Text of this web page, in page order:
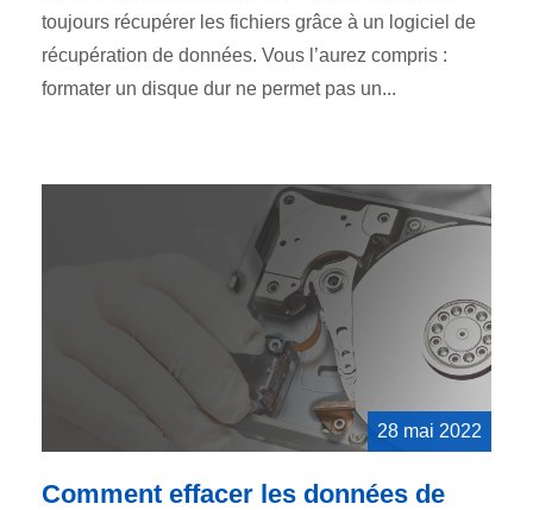
toujours récupérer les fichiers grâce à un logiciel de
récupération de données. Vous l’aurez compris :
formater un disque dur ne permet pas un...
28 mai 2022
Comment effacer les données de